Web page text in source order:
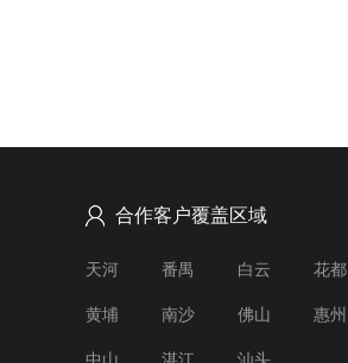
合作客户覆盖区域
天河 番禺 白云 花都
黄埔 南沙 佛山 惠州